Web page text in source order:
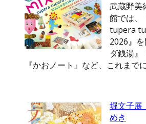
武蔵野美
館では、
tupera
2026』
ダ銭湯』
『かおノート』など、これまで
堀文子
めき